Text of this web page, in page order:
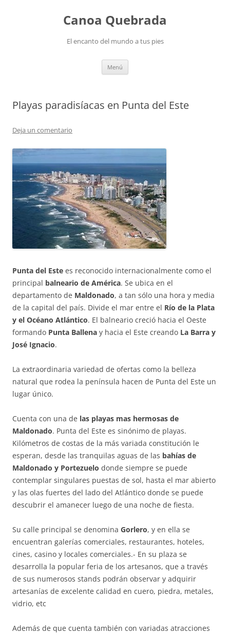
Canoa Quebrada
El encanto del mundo a tus pies
Menú
Playas paradisíacas en Punta del Este
Deja un comentario
Punta del Este es reconocido internacionalmente como el
principal balneario de América. Se ubica en el
departamento de Maldonado, a tan sólo una hora y media
de la capital del país. Divide el mar entre el Río de la Plata
y el Océano Atlántico. El balneario creció hacia el Oeste
formando Punta Ballena y hacia el Este creando La Barra y
José Ignacio.
La extraordinaria variedad de ofertas como la belleza
natural que rodea la península hacen de Punta del Este un
lugar único.
Cuenta con una de las playas mas hermosas de
Maldonado. Punta del Este es sinónimo de playas.
Kilómetros de costas de la más variada constitución le
esperan, desde las tranquilas aguas de las bahías de
Maldonado y Portezuelo donde siempre se puede
contemplar singulares puestas de sol, hasta el mar abierto
y las olas fuertes del lado del Atlántico donde se puede
descubrir el amanecer luego de una noche de fiesta.
Su calle principal se denomina Gorlero, y en ella se
encuentran galerías comerciales, restaurantes, hoteles,
cines, casino y locales comerciales.- En su plaza se
desarrolla la popular feria de los artesanos, que a través
de sus numerosos stands podrán observar y adquirir
artesanías de excelente calidad en cuero, piedra, metales,
vidrio, etc
Además de que cuenta también con variadas atracciones